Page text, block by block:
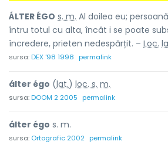
ÁLTER ÉGO s. m. Al doilea eu;
întru totul cu alta, încât i se poate
încredere, prieten nedespărțit. – Loc.
sursa:DEX '98 1998 permalink
álter égo (lat.) loc. s. m.
sursa:DOOM 2 2005 permalink
álter égo s. m.
sursa: Ortografic 2002 permalink